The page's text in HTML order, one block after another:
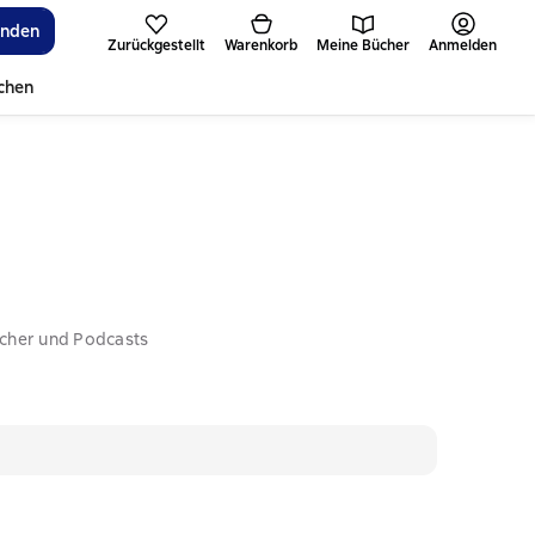
Zurückgestellt Warenkorb Meine Bücher Anmelden
und Podcasts